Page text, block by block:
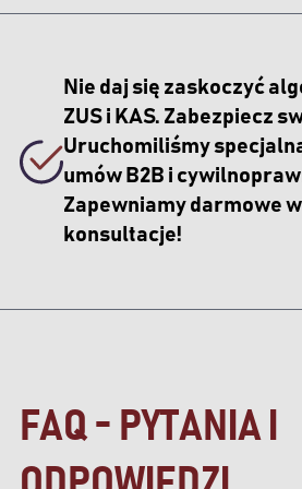
Nie daj się zaskoczyć
ZUS i KAS. Zabezpiecz
Uruchomiliśmy
umów B2B i
Zapewniamy darmowe
konsultacje!
FAQ - PYTANIA I